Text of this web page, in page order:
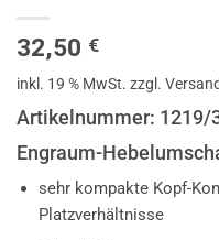
32,50 €
inkl. 19 % MwSt. zzgl.
Artikelnummer: 1219/
Engraum-
sehr kompakte Kopf-
Platzverhältnisse